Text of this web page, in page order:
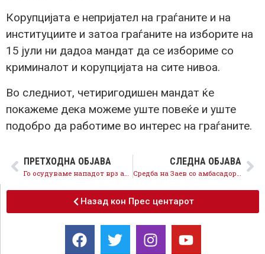
Корупцијата е непријател на граѓаните и на
институциите и затоа граѓаните на изборите на
15 јули ни дадоа мандат да се избориме со
криминалот и корупцијата на сите нивоa.
Во следниот, четиригодишен мандат ќе
покажеме дека можеме уште повеќе и уште
подобро да работиме во интерес на граѓаните.
ПРЕТХОДНА ОБЈАВА
Го осудуваме нападот врз активистот Асани, насилството е недозволиво, институциите да ги пронајдат и казнат напаѓачите
СЛЕДНА ОБЈАВА
Средба на Заев со амбасадорката Холштајн: Германија останува нашиот најголем сојузник на патот кон ЕУ, СДСМ води сериозни разговори за формирање Влада која ќе ја движи државата напред
Назад кон Прес центарот